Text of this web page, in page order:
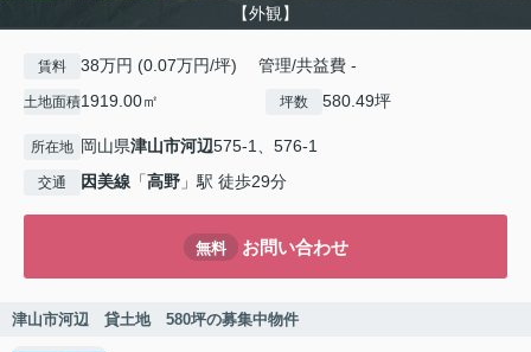
【外観】
賃料 38万円 (0.07万円/坪) 管理/共益費 -
土地面積1919.00㎡ 坪数 580.49坪
所在地 岡山県津山市河辺575-1、576-1
交通 因美線 「高野 」駅 徒歩29分
無料 お問い合わせ
津山市河辺 貸土地 580坪の募集中物件